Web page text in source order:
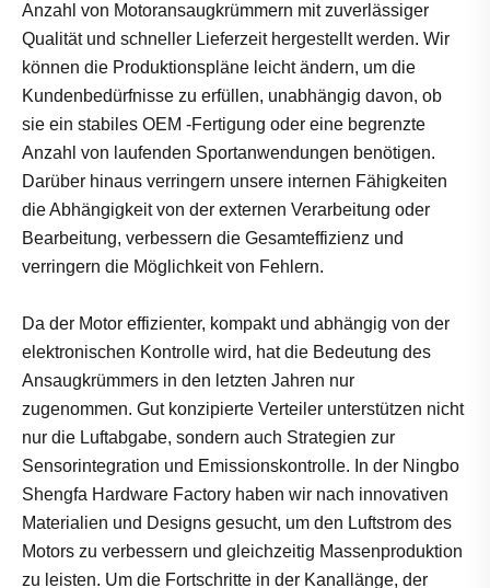
Anzahl von Motoransaugkrümmern mit zuverlässiger
Qualität und schneller Lieferzeit hergestellt werden. Wir
können die Produktionspläne leicht ändern, um die
Kundenbedürfnisse zu erfüllen, unabhängig davon, ob
sie ein stabiles OEM -Fertigung oder eine begrenzte
Anzahl von laufenden Sportanwendungen benötigen.
Darüber hinaus verringern unsere internen Fähigkeiten
die Abhängigkeit von der externen Verarbeitung oder
Bearbeitung, verbessern die Gesamteffizienz und
verringern die Möglichkeit von Fehlern.
Da der Motor effizienter, kompakt und abhängig von der
elektronischen Kontrolle wird, hat die Bedeutung des
Ansaugkrümmers in den letzten Jahren nur
zugenommen. Gut konzipierte Verteiler unterstützen nicht
nur die Luftabgabe, sondern auch Strategien zur
Sensorintegration und Emissionskontrolle. In der Ningbo
Shengfa Hardware Factory haben wir nach innovativen
Materialien und Designs gesucht, um den Luftstrom des
Motors zu verbessern und gleichzeitig Massenproduktion
zu leisten. Um die Fortschritte in der Kanallänge, der